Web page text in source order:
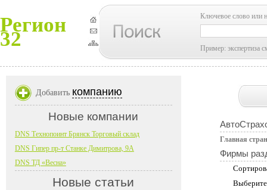
Регион
32
Ключевое слово или
Пример: экспертиза
Главная
Фирмы
Добавить компанию
Новые компании
DNS Технопоинт Брянск Торговый склад
DNS Гипер пр-т Станке Димитрова, 9А
DNS ТД «Весна»
Новые статьи